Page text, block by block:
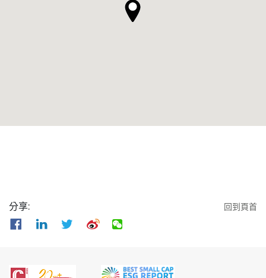
分享: 回到頁首